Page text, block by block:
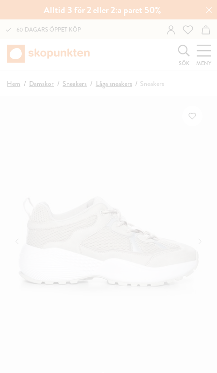
Alltid 3 för 2 eller 2:a paret 50%
60 DAGARS ÖPPET KÖP
SÖK MENY
Hem Damskor Sneakers Låga sneakers Sneakers